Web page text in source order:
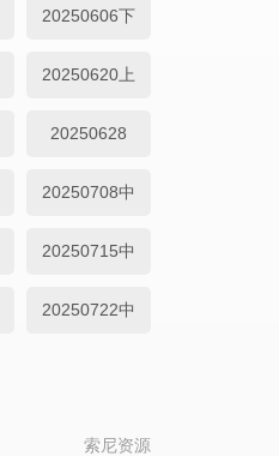
20250606下
20250620上
20250628
20250708中
20250715中
20250722中
索尼资源